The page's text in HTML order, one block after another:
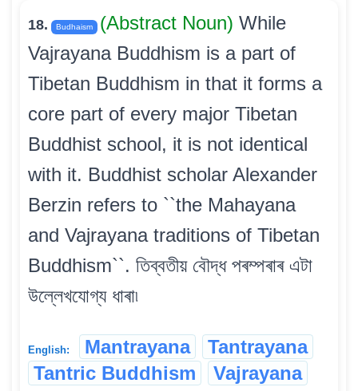
18. Budhaism (Abstract Noun) While
Vajrayana Buddhism is a part of
Tibetan Buddhism in that it forms a
core part of every major Tibetan
Buddhist school, it is not identical
with it. Buddhist scholar Alexander
Berzin refers to ``the Mahayana
and Vajrayana traditions of Tibetan
Buddhism``. তিব্বতীয় বৌদ্ধ পৰম্পৰাৰ এটা
উল্লেখযোগ্য ধাৰা৷
English: Mantrayana
Tantrayana
Tantric Buddhism
Vajrayana